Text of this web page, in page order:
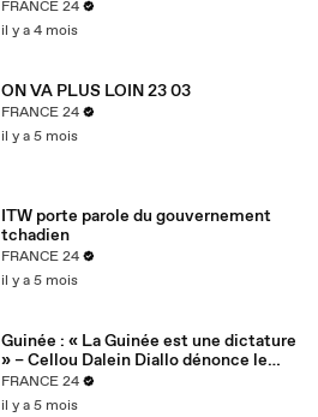
des enfants-soldats
FRANCE 24
il y a 4 mois
ON VA PLUS LOIN 23 03
FRANCE 24
il y a 5 mois
ITW porte parole du gouvernement
tchadien
FRANCE 24
il y a 5 mois
Guinée : « La Guinée est une dictature
» – Cellou Dalein Diallo dénonce le
régime Doumbouya
FRANCE 24
il y a 5 mois